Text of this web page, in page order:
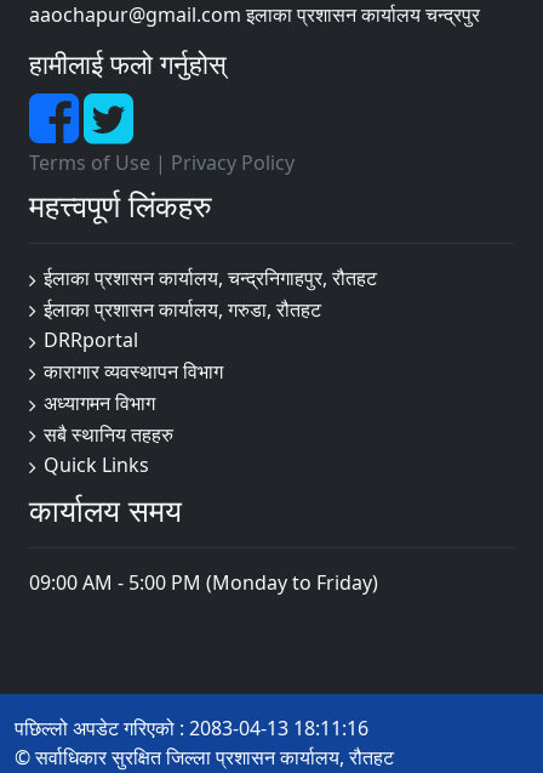
aaochapur@gmail.com इलाका प्रशासन कार्यालय चन्द्रपुर
हामीलाई फलो गर्नुहोस्
Terms of Use | Privacy Policy
महत्त्वपूर्ण लिंकहरु
ईलाका प्रशासन कार्यालय, चन्द्रनिगाहपुर, रौतहट
ईलाका प्रशासन कार्यालय, गरुडा, रौतहट
DRRportal
कारागार व्यवस्थापन विभाग
अध्यागमन विभाग
सबै स्थानिय तहहरु
Quick Links
कार्यालय समय
09:00 AM - 5:00 PM (Monday to Friday)
पछिल्लो अपडेट गरिएको : 2083-04-13 18:11:16
© सर्वाधिकार सुरक्षित जिल्ला प्रशासन कार्यालय, रौतहट